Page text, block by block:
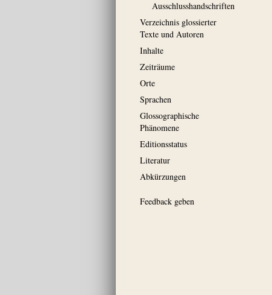
Ausschluss­handschriften
Verzeichnis glossierter
Texte und Autoren
Inhalte
Zeiträume
Orte
Sprachen
Glossographische
Phänomene
Editionsstatus
Literatur
Abkürzungen
Feedback geben